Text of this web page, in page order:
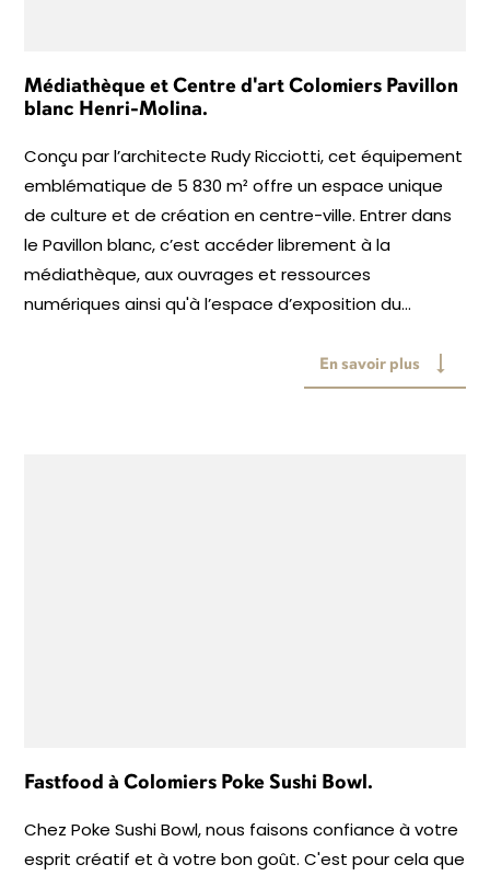
Médiathèque et Centre d'art Colomiers Pavillon
blanc Henri-Molina.
Conçu par l’architecte Rudy Ricciotti, cet équipement
emblématique de 5 830 m² offre un espace unique
de culture et de création en centre-ville. Entrer dans
le Pavillon blanc, c’est accéder librement à la
médiathèque, aux ouvrages et ressources
numériques ainsi qu'à l’espace d’exposition du...
En savoir plus
Fastfood à Colomiers Poke Sushi Bowl.
Chez Poke Sushi Bowl, nous faisons confiance à votre
esprit créatif et à votre bon goût. C'est pour cela que